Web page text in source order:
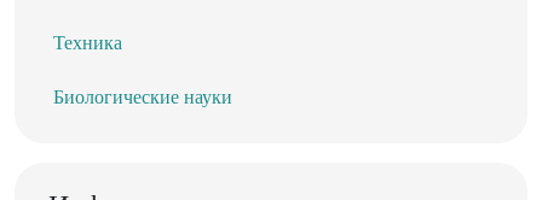
Техника
Биологические науки